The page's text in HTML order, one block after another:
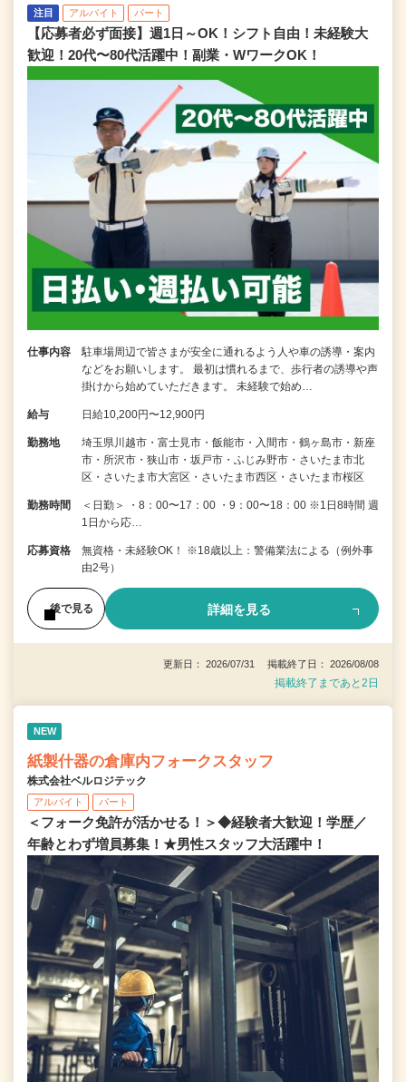
注目 アルバイト パート
【応募者必ず面接】週1日～OK！シフト自由！未経験大
歓迎！20代〜80代活躍中！副業・WワークOK！
仕事内容
駐車場周辺で皆さまが安全に通れるよう人や車の誘導・案内
などをお願いします。 最初は慣れるまで、歩行者の誘導や声
掛けから始めていただきます。 未経験で始め…
給与 日給10,200円〜12,900円
勤務地
埼玉県川越市・富士見市・飯能市・入間市・鶴ヶ島市・新座
市・所沢市・狭山市・坂戸市・ふじみ野市・さいたま市北
区・さいたま市大宮区・さいたま市西区・さいたま市桜区
勤務時間
＜日勤＞ ・8：00〜17：00 ・9：00〜18：00 ※1日8時間 週
1日から応…
応募資格
無資格・未経験OK！ ※18歳以上：警備業法による（例外事
由2号）
後で見る 詳細を見る
更新日： 2026/07/31 掲載終了日： 2026/08/08
掲載終了まであと2日
NEW
紙製什器の倉庫内フォークスタッフ
株式会社ベルロジテック
アルバイト パート
＜フォーク免許が活かせる！＞◆経験者大歓迎！学歴／
年齢とわず増員募集！★男性スタッフ大活躍中！